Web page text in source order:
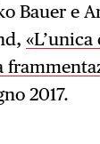
Bauer e
«L’unica
2017.